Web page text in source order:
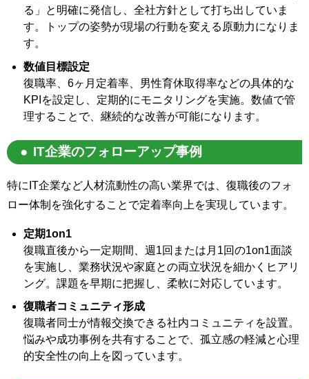
る」と明確に発信し、全社方針として打ち出していま
す。トップの姿勢が現場の行動を変える原動力になりま
す。
数値目標設定
復職率、6ヶ月定着率、男性育休取得率などの具体的な
KPIを設定し、定期的にモニタリングを実施。数値で管
理することで、継続的な改善が可能になります。
IT企業のフォローアップ事例
特にIT企業など人材流動性の高い業界では、復職後のフォ
ロー体制を強化することで定着率向上を実現しています。
定期1on1
復職直後から一定期間、週1回または月1回の1on1面談
を実施し、業務状況や家庭との両立状況を細かくヒアリ
ング。課題を早期に把握し、柔軟に対応しています。
復職者コミュニティ形成
復職者同士が情報交換できる社内コミュニティを設置。
悩みや成功事例を共有することで、孤立感の軽減と心理
的安全性の向上を図っています。